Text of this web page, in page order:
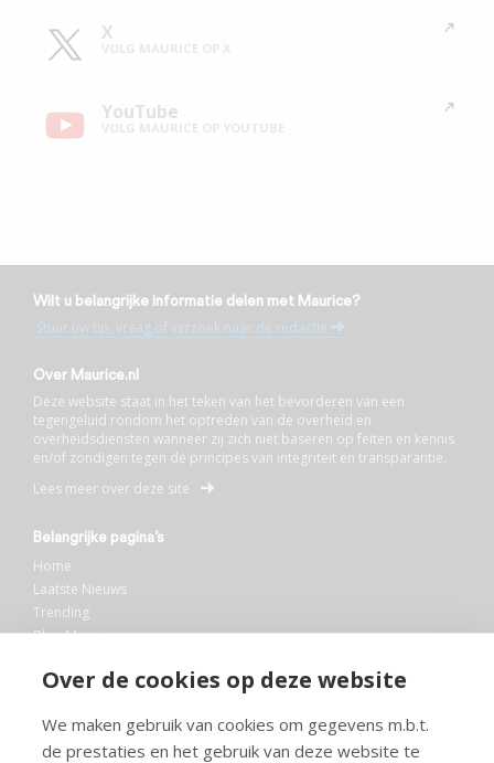
Over de cookies op deze website
We maken gebruik van cookies om gegevens m.b.t.
de prestaties en het gebruik van deze website te
X
YouTube
Wilt u belangrijke informatie delen met Maurice?
Stuur uw tip, vraag of verzoek naar de redactie
Over Maurice.nl
Deze website staat in het teken van het bevorderen van een
tegengeluid rondom het optreden van de overheid en
overheidsdiensten wanneer zij zich niet baseren op feiten en kennis
en/of zondigen tegen de principes van integriteit en transparantie.
Lees meer over deze site
Belangrijke pagina’s
Home
Laatste Nieuws
Trending
Blog Maurice
Bibliotheek
Info en service